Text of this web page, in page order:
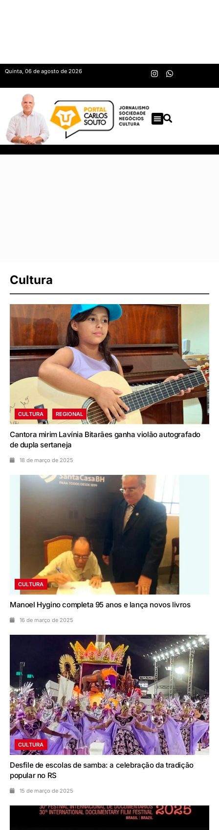
Quinta, 06 de agosto de 2026
Cultura
CULTURA REGIONAL
Cantora mirim Lavínia Bitarães ganha violão autografado
de dupla sertaneja
18 de março de 2025
CULTURA
Manoel Hygino completa 95 anos e lança novos livros
16 de março de 2025
CULTURA
Desfile de escolas de samba: a celebração da tradição
popular no RS
15 de março de 2025